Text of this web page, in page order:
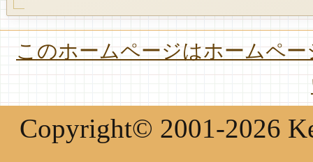
このホームページはホームペ
Copyright© 2001-2026